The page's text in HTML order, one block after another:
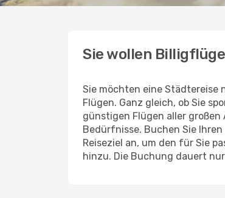
Sie wollen
Sie möchten eine Städtereise
Flügen. Ganz gleich, ob Sie
günstigen Flügen aller
Bedürfnisse. Buchen Sie
Reiseziel an, um den für Sie
hinzu. Die Buchung dauert